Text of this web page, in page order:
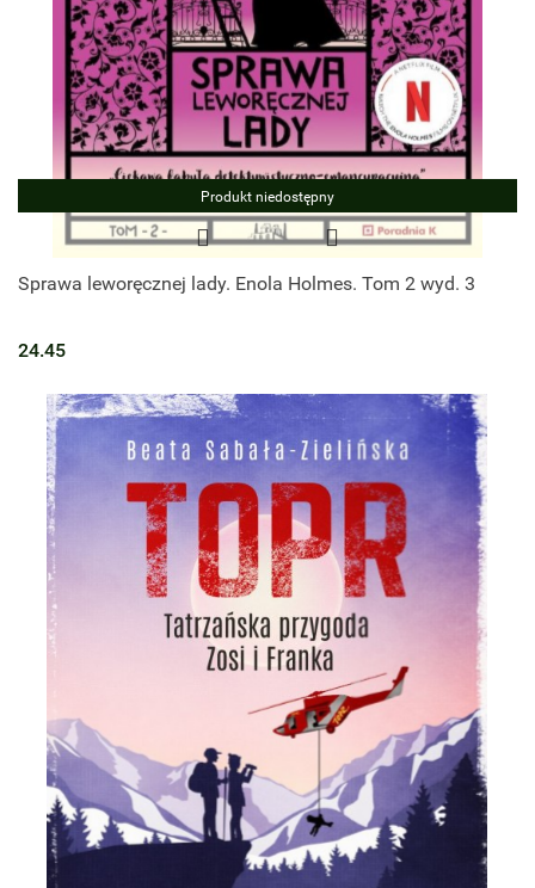
Produkt niedostępny
Sprawa leworęcznej lady. Enola Holmes. Tom 2 wyd. 3
24.45